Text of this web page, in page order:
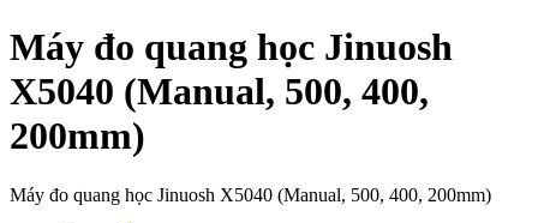
Máy đo quang học Jinuosh
X5040 (Manual, 500, 400,
200mm)
Máy đo quang học Jinuosh X5040 (Manual, 500, 400, 200mm)